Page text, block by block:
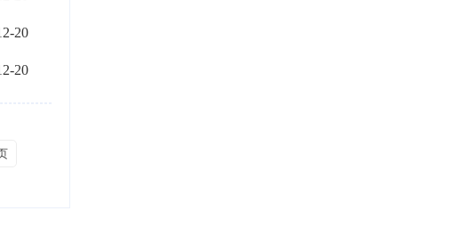
20
20